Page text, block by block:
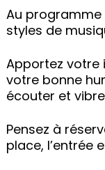
Au programme
styles de
Apportez votre
votre bonne
écouter et
Pensez à
place, l’entrée